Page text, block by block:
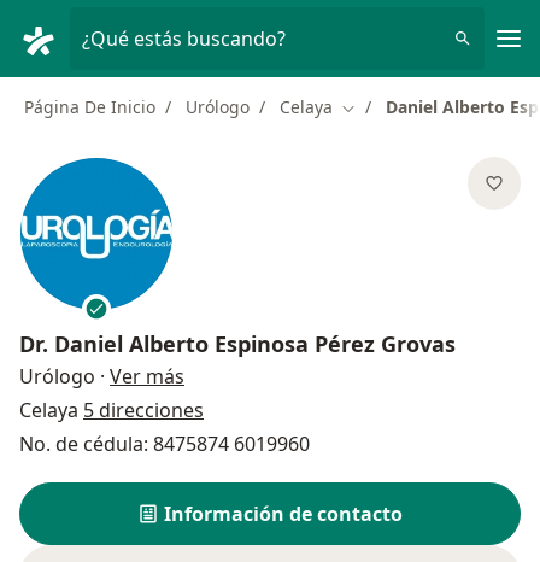
¿Qué estás buscando?
Página De Inicio Urólogo Celaya Cambiar de ciudad
Daniel Alberto
Dr. Daniel Alberto Espinosa Pérez Grovas
Urólogo · Ver más
Celaya 5 direcciones
No. de cédula: 8475874 6019960
Información de contacto